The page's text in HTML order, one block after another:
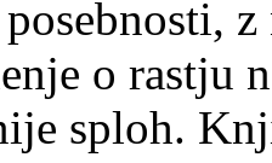
o rastju
sploh.